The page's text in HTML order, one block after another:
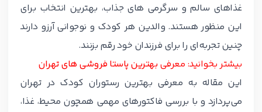
غذاهای سالم و سرگرمی های جذاب، بهترین انتخاب برای
این منظور هستند. والدین هر کودک و نوجوانی آرزو دارند
چنین تجربه‌ای را برای فرزندان خود رقم بزنند.
بیشتر بخوانید: معرفیبهترین پاستا فروشی های تهران
این مقاله به معرفی بهترین رستوران کودک در تهران
می‌پردازد و با بررسی فاکتورهای مهمی همچون محیط، غذا،